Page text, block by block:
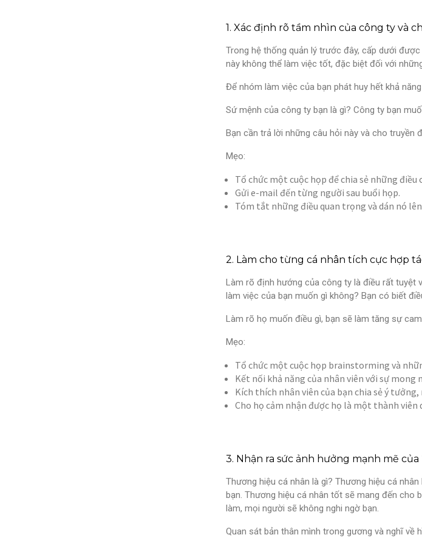
1. Xác định rõ tầm nhìn của công ty và
Trong hệ thống quản lý trước đây, cấp dưới
này không thể làm việc tốt, đặc biệt đối với
Để nhóm làm việc của bạn phát huy hết khả
Sứ mệnh của công ty bạn là gì? Công ty bạn
Bạn cần trả lời những câu hỏi này và cho truyền
Mẹo:
Tổ chức một cuộc họp để chia sẻ những điều
Gửi e-mail đến từng người sau buổi họp.
Tóm tắt những điều quan trọng và dán nó
2. Làm cho từng cá nhân tích cực hợp
Làm rõ định hướng của công ty là điều rất tuyệt
làm việc của bạn muốn gì không? Bạn có biết
Làm rõ họ muốn điều gì, bạn sẽ làm tăng sự
Mẹo:
Tổ chức một cuộc họp brainstorming và
Kết nối khả năng của nhân viên với sự mong
Kích thích nhân viên của bạn chia sẻ ý
Cho họ cảm nhận được họ là một thành
3. Nhận ra sức ảnh hưởng mạnh mẽ của
Thương hiệu cá nhân là gì? Thương hiệu cá
bạn. Thương hiệu cá nhân tốt sẽ mang đến cho
làm, mọi người sẽ không nghi ngờ bạn.
Quan sát bản thân mình trong gương và nghĩ về